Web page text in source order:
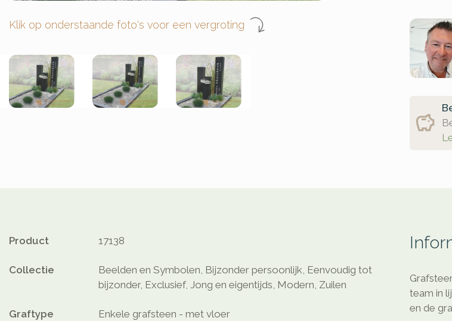
Klik op onderstaande foto's voor een vergroting
Product 17138
Collectie
Beelden en Symbolen, Bijzonder persoonlijk, Eenvoudig tot
bijzonder, Exclusief, Jong en eigentijds, Modern, Zuilen
Graftype Enkele grafsteen - met vloer
team in
en de